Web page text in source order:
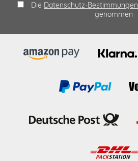
Die Datenschutz-Bestimmungen
genommen